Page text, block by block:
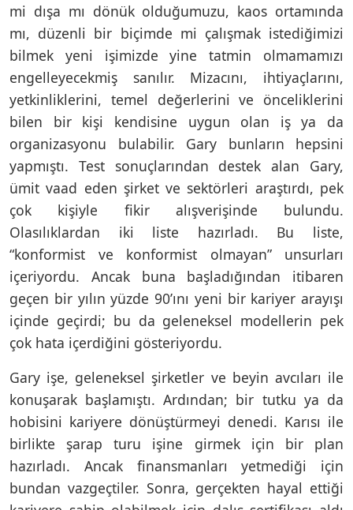
mi dışa mı dönük olduğumuzu, kaos ortamında
mı, düzenli bir biçimde mi çalışmak istediğimizi
bilmek yeni işimizde yine tatmin olmamamızı
engelleyecekmiş sanılır. Mizacını, ihtiyaçlarını,
yetkinliklerini, temel değerlerini ve önceliklerini
bilen bir kişi kendisine uygun olan iş ya da
organizasyonu bulabilir. Gary bunların hepsini
yapmıştı. Test sonuçlarından destek alan Gary,
ümit vaad eden şirket ve sektörleri araştırdı, pek
çok kişiyle fikir alışverişinde bulundu.
Olasılıklardan iki liste hazırladı. Bu liste,
“konformist ve konformist olmayan” unsurları
içeriyordu. Ancak buna başladığından itibaren
geçen bir yılın yüzde 90’ını yeni bir kariyer arayışı
içinde geçirdi; bu da geleneksel modellerin pek
çok hata içerdiğini gösteriyordu.
Gary işe, geleneksel şirketler ve beyin avcıları ile
konuşarak başlamıştı. Ardından; bir tutku ya da
hobisini kariyere dönüştürmeyi denedi. Karısı ile
birlikte şarap turu işine girmek için bir plan
hazırladı. Ancak finansmanları yetmediği için
bundan vazgeçtiler. Sonra, gerçekten hayal ettiği